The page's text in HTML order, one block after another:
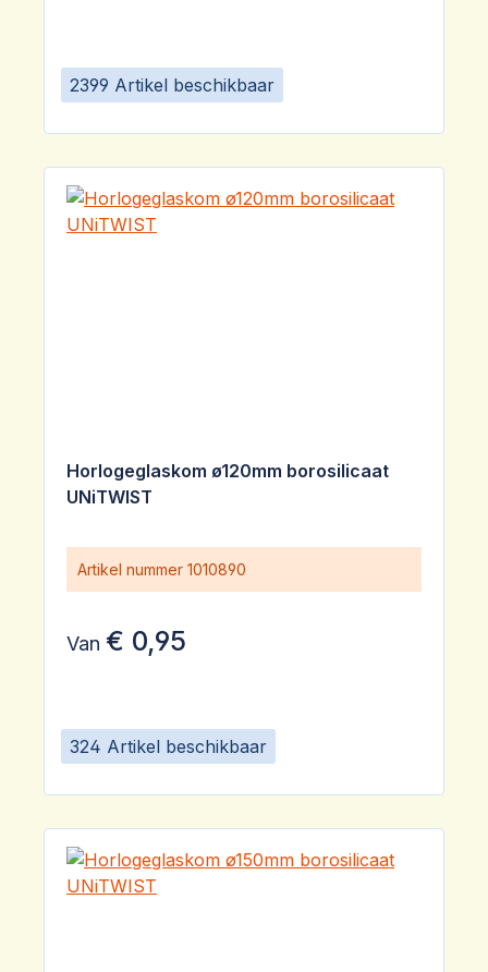
2399 Artikel beschikbaar
324 Artikel beschikbaar
Horlogeglaskom ø120mm borosilicaat
UNiTWIST
Artikel nummer 1010890
Van € 0,95